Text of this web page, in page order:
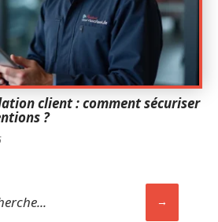
client : comment sécuriser
?